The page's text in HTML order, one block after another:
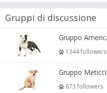
Gruppi di discussione
1344 followers
Gruppo Meticci
873 followers